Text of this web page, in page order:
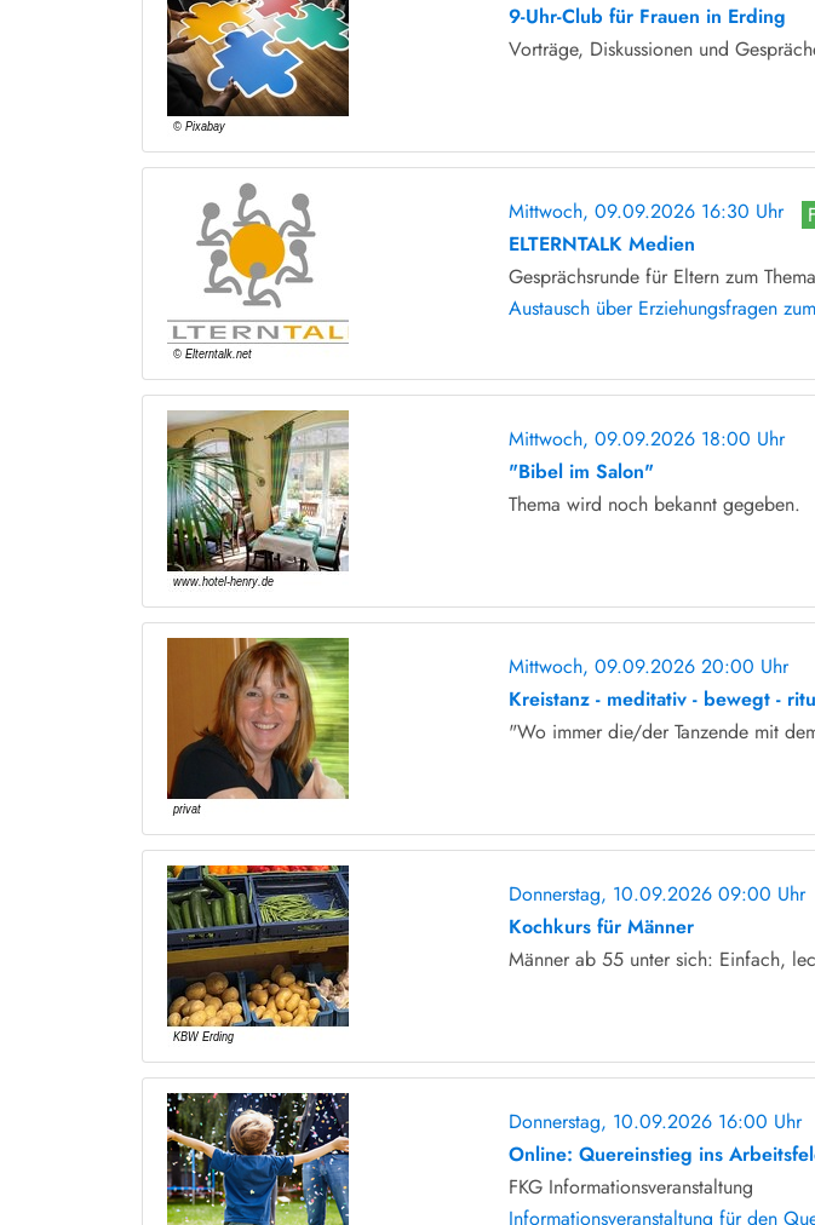
9-Uhr-Club für Frauen in Erding
Vorträge, Diskussionen und
Mittwoch, 09.09.2026 16:30 Uhr
ELTERNTALK Medien
Gesprächsrunde für Eltern zum
Austausch über Erziehungsfragen
Mittwoch, 09.09.2026 18:00 Uhr
"Bibel im Salon"
Thema wird noch bekannt gegeben.
Mittwoch, 09.09.2026 20:00 Uhr
Kreistanz - meditativ - bewegt -
"Wo immer die/der Tanzende mit
Donnerstag, 10.09.2026 09:00 Uhr
Kochkurs für Männer
Männer ab 55 unter sich: Einfach,
Donnerstag, 10.09.2026 16:00 Uhr
Online: Quereinstieg ins
FKG Informationsveranstaltung
Informationsveranstaltung für den